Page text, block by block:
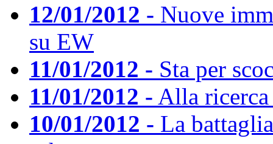
12/01/2012 - Nuove
su EW
11/01/2012 - Sta per
11/01/2012 - Alla
10/01/2012 - La